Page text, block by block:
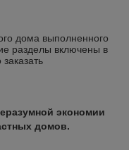
дома выполненного
разделы включены в
экономии
домов.